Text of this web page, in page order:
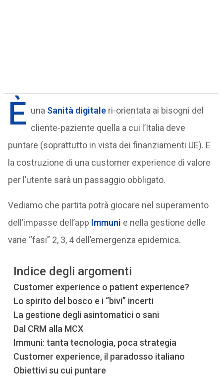
È una Sanità digitaleri-orientata ai bisogni del
cliente-paziente quella a cui l’Italia deve
puntare (soprattutto in vista dei finanziamenti UE). E
la costruzione di una customer experience di valore
per l’utente sarà un passaggio obbligato.
Vediamo che partita potrà giocare nel superamento
dell’impasse dell’app Immuni e nella gestione delle
varie “fasi” 2, 3, 4 dell’emergenza epidemica.
Indice degli argomenti
Customer experience o patient experience?
Lo spirito del bosco e i “bivi” incerti
La gestione degli asintomatici o sani
Dal CRM alla MCX
Immuni: tanta tecnologia, poca strategia
Customer experience, il paradosso italiano
Obiettivi su cui puntare